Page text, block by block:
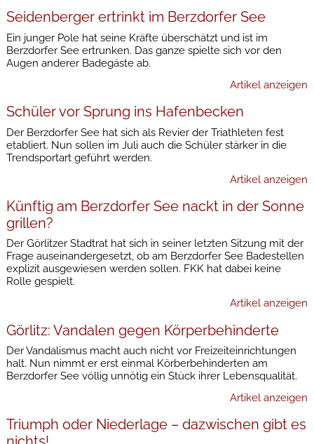
Seidenberger ertrinkt im Berzdorfer See
Ein junger Pole hat seine Kräfte überschätzt und ist im
Berzdorfer See ertrunken. Das ganze spielte sich vor den
Augen anderer Badegäste ab.
Artikel anzeigen
Schüler vor Sprung ins Hafenbecken
Der Berzdorfer See hat sich als Revier der Triathleten fest
etabliert. Nun sollen im Juli auch die Schüler stärker in die
Trendsportart geführt werden.
Artikel anzeigen
Künftig am Berzdorfer See nackt in der Sonne
grillen?
Der Görlitzer Stadtrat hat sich in seiner letzten Sitzung mit der
Frage auseinandergesetzt, ob am Berzdorfer See Badestellen
explizit ausgewiesen werden sollen. FKK hat dabei keine
Rolle gespielt.
Artikel anzeigen
Görlitz: Vandalen gegen Körperbehinderte
Der Vandalismus macht auch nicht vor Freizeiteinrichtungen
halt. Nun nimmt er erst einmal Körberbehinderten am
Berzdorfer See völlig unnötig ein Stück ihrer Lebensqualität.
Artikel anzeigen
Triumph oder Niederlage – dazwischen gibt es